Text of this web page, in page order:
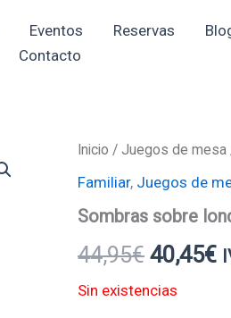
Eventos Reservas
Contacto
Inicio / Juegos de mesa
Familiar, Juegos de
Sombras sobre
44,95€
El
precio
original
era:
40,45€
Sin existencias